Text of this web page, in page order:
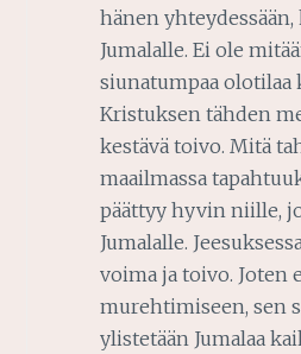
hänen
Jumalalle. Ei ole
siunatumpaa olotilaa
Kristuksen tähden
kestävä toivo. Mitä
maailmassa
päättyy hyvin niille,
Jumalalle.
voima ja toivo. Joten
murehtimiseen, sen
ylistetään Jumalaa